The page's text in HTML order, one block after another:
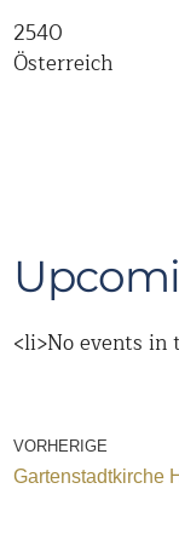
2540
Österreich
<li>No events
VORHERIGE
Gartenstadtkirche